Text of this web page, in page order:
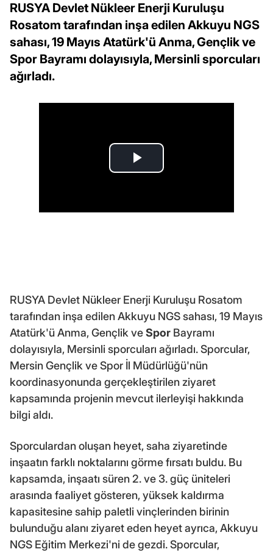
RUSYA Devlet Nükleer Enerji Kuruluşu
Rosatom tarafından inşa edilen Akkuyu NGS
sahası, 19 Mayıs Atatürk'ü Anma, Gençlik ve
Spor Bayramı dolayısıyla, Mersinli sporcuları
ağırladı.
RUSYA Devlet Nükleer Enerji Kuruluşu Rosatom
tarafından inşa edilen Akkuyu NGS sahası, 19 Mayıs
Atatürk'ü Anma, Gençlik veSpor Bayramı
dolayısıyla, Mersinli sporcuları ağırladı. Sporcular,
Mersin Gençlik ve Spor İl Müdürlüğü'nün
koordinasyonunda gerçekleştirilen ziyaret
kapsamında projenin mevcut ilerleyişi hakkında
bilgi aldı.
Sporculardan oluşan heyet, saha ziyaretinde
inşaatın farklı noktalarını görme fırsatı buldu. Bu
kapsamda, inşaatı süren 2. ve 3. güç üniteleri
arasında faaliyet gösteren, yüksek kaldırma
kapasitesine sahip paletli vinçlerinden birinin
bulunduğu alanı ziyaret eden heyet ayrıca, Akkuyu
NGS Eğitim Merkezi'ni de gezdi. Sporcular,